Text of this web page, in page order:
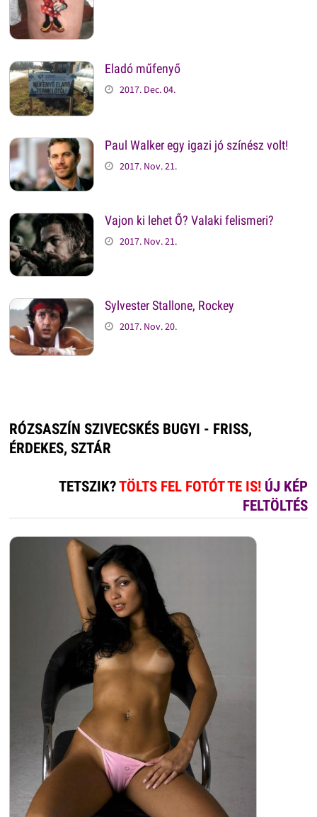
Eladó műfenyő
2017. Dec. 04.
Paul Walker egy igazi jó színész volt!
2017. Nov. 21.
Vajon ki lehet Ő? Valaki felismeri?
2017. Nov. 21.
Sylvester Stallone, Rockey
2017. Nov. 20.
RÓZSASZÍN SZIVECSKÉS BUGYI - FRISS,
ÉRDEKES, SZTÁR
TETSZIK?TÖLTS FEL FOTÓT TE IS! ÚJ KÉP
FELTÖLTÉS